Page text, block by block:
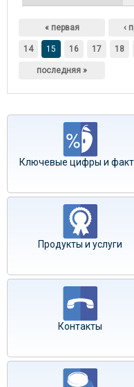
« первая ‹
14 15 16 17 18
последняя »
Ключевые цифры и
Продукты и услуги
Контакты